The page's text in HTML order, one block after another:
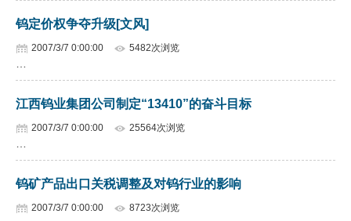
钨定价权争夺升级[文风]
2007/3/7 0:00:00 5482次浏览
江西钨业集团公司制定“13410”的奋斗目标
2007/3/7 0:00:00 25564次浏览
钨矿产品出口关税调整及对钨行业的影响
2007/3/7 0:00:00 8723次浏览